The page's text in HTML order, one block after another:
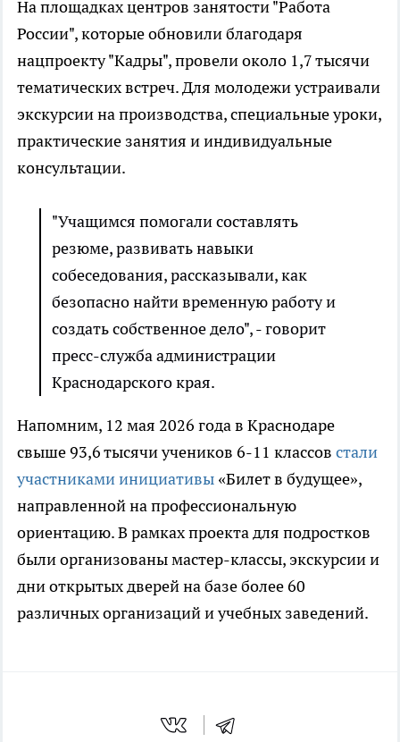
На площадках центров занятости "Работа
России", которые обновили благодаря
нацпроекту "Кадры", провели около 1,7 тысячи
тематических встреч. Для молодежи устраивали
экскурсии на производства, специальные уроки,
практические занятия и индивидуальные
консультации.
"Учащимся помогали составлять
резюме, развивать навыки
собеседования, рассказывали, как
безопасно найти временную работу и
создать собственное дело", - говорит
пресс-служба администрации
Краснодарского края.
Напомним, 12 мая 2026 года в Краснодаре
свыше 93,6 тысячи учеников 6-11 классов стали
участниками инициативы «Билет в будущее»,
направленной на профессиональную
ориентацию. В рамках проекта для подростков
были организованы мастер-классы, экскурсии и
дни открытых дверей на базе более 60
различных организаций и учебных заведений.